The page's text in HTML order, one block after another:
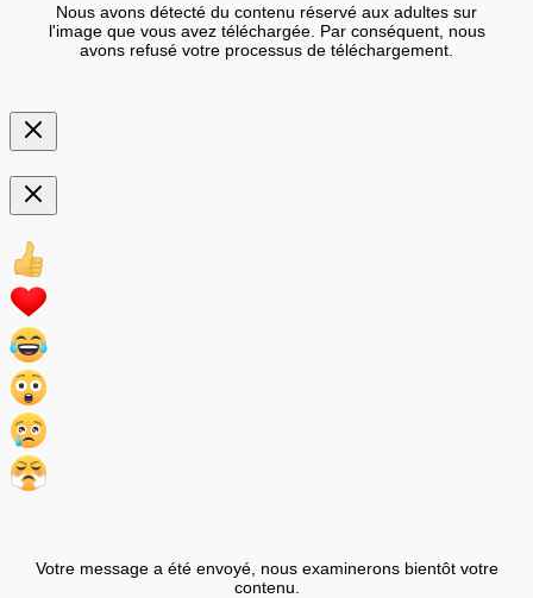
Nous avons détecté du contenu réservé aux adultes sur
l'image que vous avez téléchargée. Par conséquent, nous
avons refusé votre processus de téléchargement.
Votre message a été envoyé, nous examinerons bientôt votre
contenu.